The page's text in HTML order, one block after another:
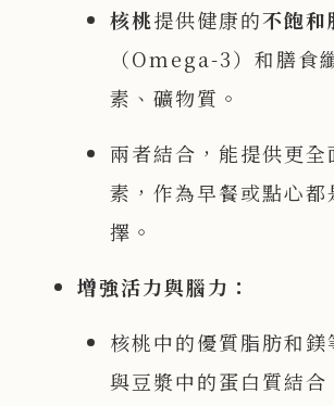
核桃提供健康的不飽和
（Omega-3）和膳食
素、礦物質。
兩者結合，能提供更全
素，作為早餐或點心都
擇。
增強活力與腦力：
核桃中的優質脂肪和鎂
與豆漿中的蛋白質結合